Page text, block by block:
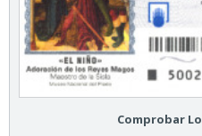
Comprobar